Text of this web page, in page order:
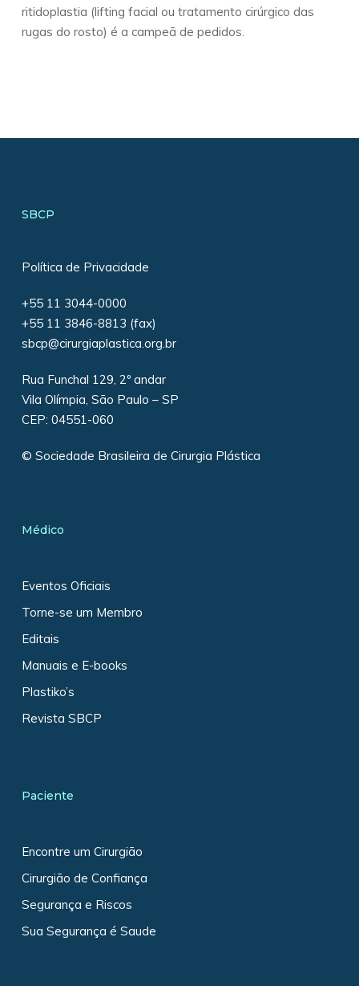
ritidoplastia (lifting facial ou tratamento cirúrgico das
rugas do rosto) é a campeã de pedidos.
SBCP
Política de Privacidade
+55 11 3044-0000
+55 11 3846-8813 (fax)
sbcp@cirurgiaplastica.org.br
Rua Funchal 129, 2º andar
Vila Olímpia, São Paulo – SP
CEP: 04551-060
© Sociedade Brasileira de Cirurgia Plástica
Médico
Eventos Oficiais
Torne-se um Membro
Editais
Manuais e E-books
Plastiko’s
Revista SBCP
Paciente
Encontre um Cirurgião
Cirurgião de Confiança
Segurança e Riscos
Sua Segurança é Saude